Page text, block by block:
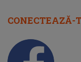
CONECTEAZĂ-